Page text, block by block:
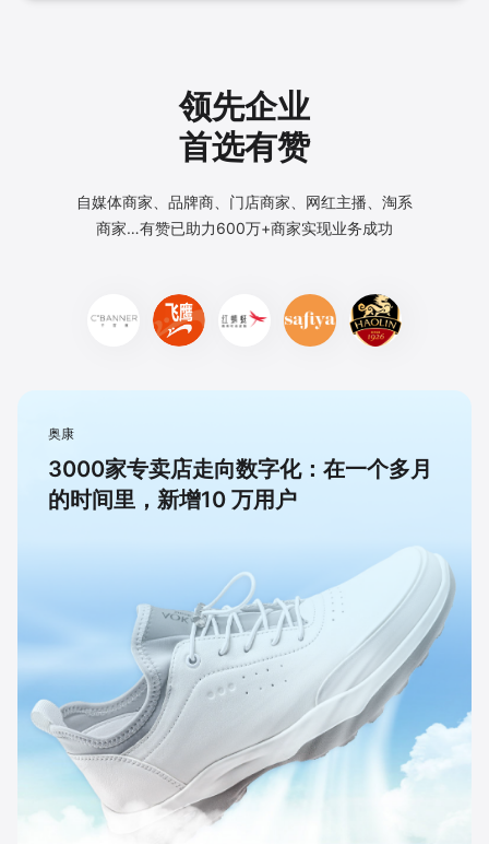
领先企业
首选有赞
自媒体商家、品牌商、门店商家、网红主播、淘系
商家…有赞已助力600万+商家实现业务成功
奥康
3000家专卖店走向数字化：在一个多月
的时间里，新增10 万用户